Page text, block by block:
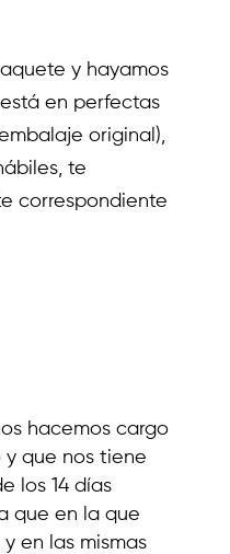
y hayamos
en perfectas
original),
te
correspondiente
hacemos cargo
que nos tiene
los 14 días
que en la que
en las mismas